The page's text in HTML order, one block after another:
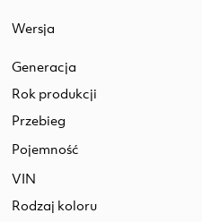
Wersja
Generacja
Rok produkcji
Przebieg
Pojemność
VIN
Rodzaj koloru